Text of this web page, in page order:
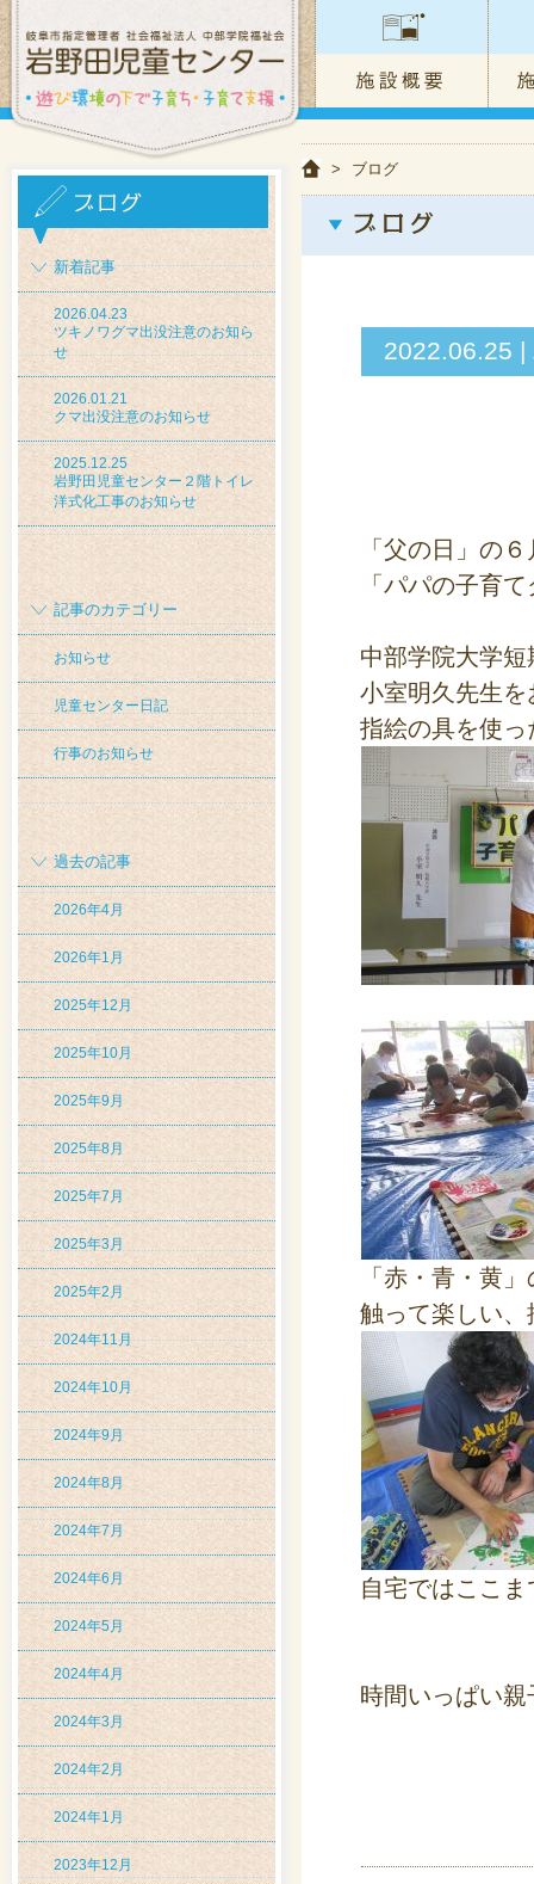
新着記事
2026.04.23
ツキノワグマ出没注意のお知ら
せ
2026.01.21
クマ出没注意のお知らせ
2025.12.25
岩野田児童センター２階トイレ
洋式化工事のお知らせ
記事のカテゴリー
お知らせ
児童センター日記
行事のお知らせ
過去の記事
2026年4月
2026年1月
2025年12月
2025年10月
2025年9月
2025年8月
2025年7月
2025年3月
2025年2月
2024年11月
2024年10月
2024年9月
2024年8月
2024年7月
2024年6月
2024年5月
2024年4月
2024年3月
2024年2月
2024年1月
2023年12月
> ブログ
2022.06.25
「父の日」の
「パパの子育
中部学院大学
小室明久先生
指絵の具を使
「赤・青・黄
触って楽しい
自宅ではここ
時間いっぱい